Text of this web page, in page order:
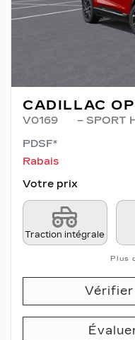
CADILLAC
V0169
– SPORT
PDSF*
Rabais
Votre prix
Traction intégrale
Plus